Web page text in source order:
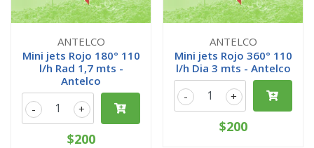
ANTELCO
Mini jets Rojo 180° 110
l/h Rad 1,7 mts -
Antelco
+
-
$200
ANTELCO
Mini jets Rojo 360° 110
l/h Dia 3 mts - Antelco
+
-
$200